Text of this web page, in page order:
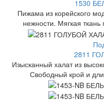
1530
Пижама из корейского
нежности. Мягкая
2811
Изысканный халат из
Свободный крой и